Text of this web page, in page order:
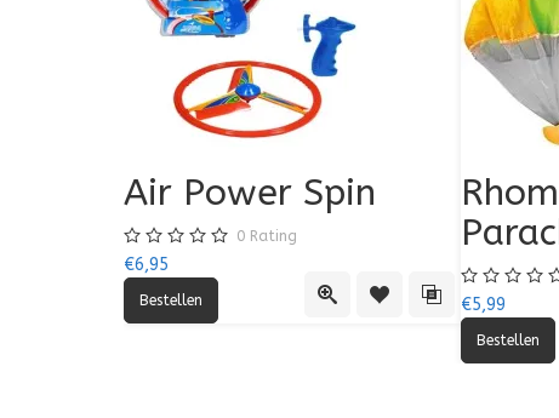
Quick ViewToevoegen aanToevoegen aan
Air Power Spin
0 Rating
€6,95
€5,99